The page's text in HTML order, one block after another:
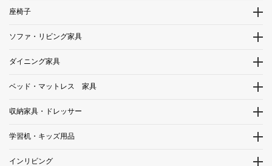
座椅子
ソファ・リビング家具
ダイニング家具
ベッド・マットレス 家具
収納家具・ドレッサー
学習机・キッズ用品
インリビング